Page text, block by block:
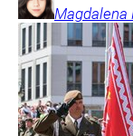
Magdalena